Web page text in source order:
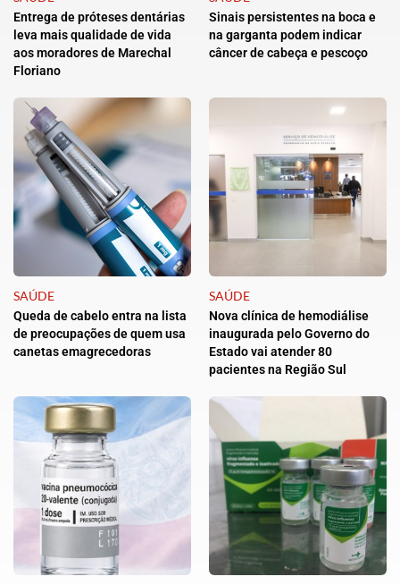
Entrega de próteses dentárias
leva mais qualidade de vida
aos moradores de Marechal
Floriano
Sinais persistentes na boca e
na garganta podem indicar
câncer de cabeça e pescoço
SAÚDE
Queda de cabelo entra na lista
de preocupações de quem usa
canetas emagrecedoras
SAÚDE
Nova clínica de hemodiálise
inaugurada pelo Governo do
Estado vai atender 80
pacientes na Região Sul